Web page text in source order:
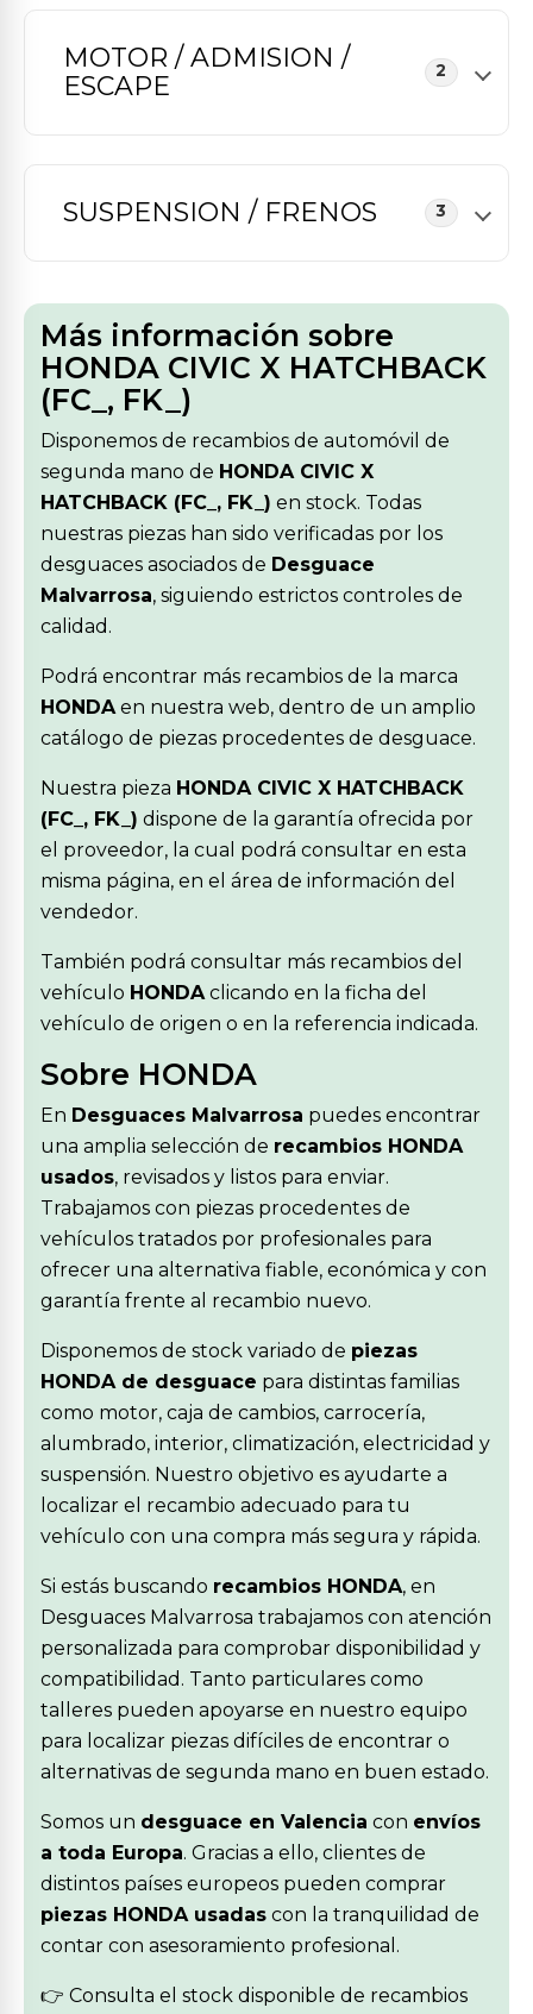
MOTOR / ADMISION /
ESCAPE
2
SUSPENSION / FRENOS 3
Más información sobre
HONDA CIVIC X HATCHBACK
(FC_, FK_)
Disponemos de recambios de automóvil de
segunda mano de HONDA CIVIC X
HATCHBACK (FC_, FK_) en stock. Todas
nuestras piezas han sido verificadas por los
desguaces asociados de Desguace
Malvarrosa, siguiendo estrictos controles de
calidad.
Podrá encontrar más recambios de la marca
HONDAen nuestra web, dentro de un amplio
catálogo de piezas procedentes de desguace.
Nuestra pieza HONDA CIVIC X HATCHBACK
(FC_, FK_) dispone de la garantía ofrecida por
el proveedor, la cual podrá consultar en esta
misma página, en el área de información del
vendedor.
También podrá consultar más recambios del
vehículo HONDAclicando en la ficha del
vehículo de origen o en la referencia indicada.
Sobre HONDA
En Desguaces Malvarrosa puedes encontrar
una amplia selección de recambios HONDA
usados, revisados y listos para enviar.
Trabajamos con piezas procedentes de
vehículos tratados por profesionales para
ofrecer una alternativa fiable, económica y con
garantía frente al recambio nuevo.
Disponemos de stock variado de piezas
HONDA de desguace para distintas familias
como motor, caja de cambios, carrocería,
alumbrado, interior, climatización, electricidad y
suspensión. Nuestro objetivo es ayudarte a
localizar el recambio adecuado para tu
vehículo con una compra más segura y rápida.
Si estás buscando recambios HONDA, en
Desguaces Malvarrosa trabajamos con atención
personalizada para comprobar disponibilidad y
compatibilidad. Tanto particulares como
talleres pueden apoyarse en nuestro equipo
para localizar piezas difíciles de encontrar o
alternativas de segunda mano en buen estado.
Somos un desguace en Valencia con envíos
a toda Europa. Gracias a ello, clientes de
distintos países europeos pueden comprar
piezas HONDA usadas con la tranquilidad de
contar con asesoramiento profesional.
👉 Consulta el stock disponible de recambios